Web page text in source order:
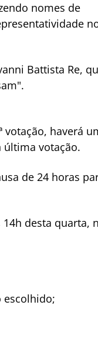
nomes de
Battista Re,
votação, haverá
última votação.
de 24 horas
desta quarta,
escolhido;